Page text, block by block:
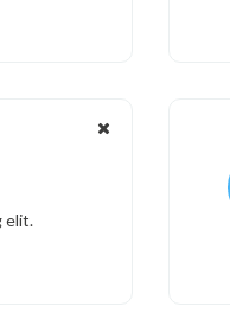
elit.